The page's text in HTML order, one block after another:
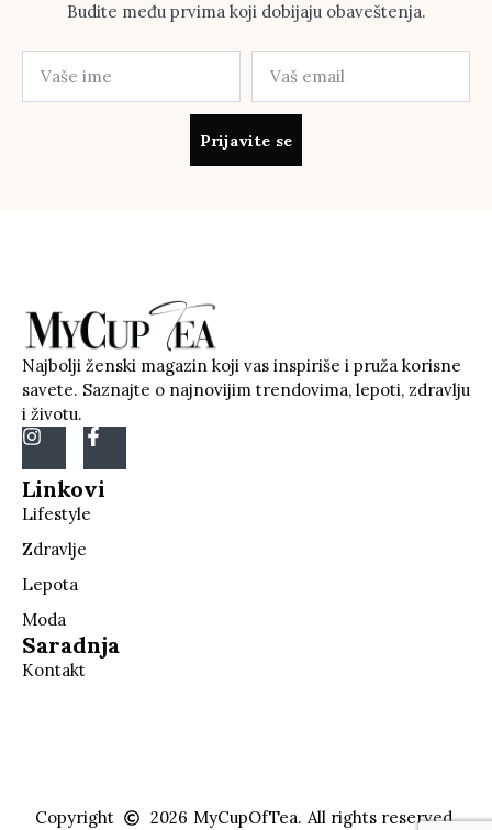
Budite među prvima koji dobijaju obaveštenja.
Prijavite se
Najbolji ženski magazin koji vas inspiriše i pruža korisne
savete. Saznajte o najnovijim trendovima, lepoti, zdravlju
i životu.
Linkovi
Lifestyle
Zdravlje
Lepota
Moda
Saradnja
Kontakt
Copyright 2026 MyCupOfTea. All rights reserved.